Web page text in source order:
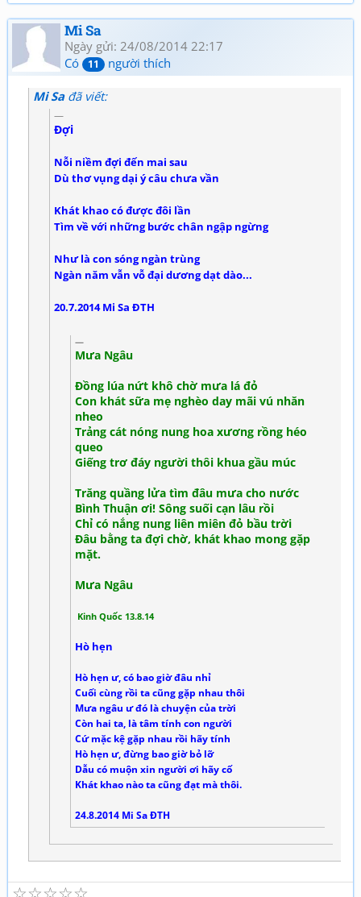
Mi Sa
Ngày gửi: 24/08/2014 22:17
Có
11 người thích
Mi Sađã viết:
Đợi
Nỗi niềm đợi đến mai sau
Dù thơ vụng dại ý câu chưa vần
Khát khao có được đôi lần
Tìm về với những bước chân ngập ngừng
Như là con sóng ngàn trùng
Ngàn năm vẫn vỗ đại dương dạt dào...
20.7.2014 Mi Sa ĐTH
Mưa Ngâu
Đồng lúa nứt khô chờ mưa lá đỏ
Con khát sữa mẹ nghèo day mãi vú nhăn
nheo
Trảng cát nóng nung hoa xương rồng héo
queo
Giếng trơ đáy người thôi khua gầu múc
Trăng quầng lửa tìm đâu mưa cho nước
Bình Thuận ơi! Sông suối cạn lâu rồi
Chỉ có nắng nung liên miên đỏ bầu trời
Đâu bằng ta đợi chờ, khát khao mong gặp
mặt.
Mưa Ngâu
Kinh Quốc 13.8.14
Hò hẹn
Hò hẹn ư, có bao giờ đâu nhỉ
Cuối cùng rồi ta cũng gặp nhau thôi
Mưa ngâu ư đó là chuyện của trời
Còn hai ta, là tâm tính con người
Cứ mặc kệ gặp nhau rồi hãy tính
Hò hẹn ư, đừng bao giờ bỏ lỡ
Dẫu có muộn xin người ơi hãy cố
Khát khao nào ta cũng đạt mà thôi.
24.8.2014 Mi Sa ĐTH